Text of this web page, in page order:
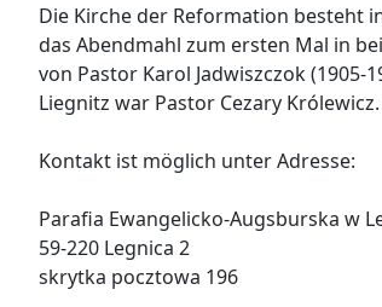
Die Kirche der Reformation besteht
das Abendmahl zum ersten Mal in
von Pastor Karol Jadwiszczok
Liegnitz war Pastor Cezary
Kontakt ist möglich unter Adresse:
Parafia Ewangelicko-Augsburska w
59-220 Legnica 2
skrytka pocztowa 196